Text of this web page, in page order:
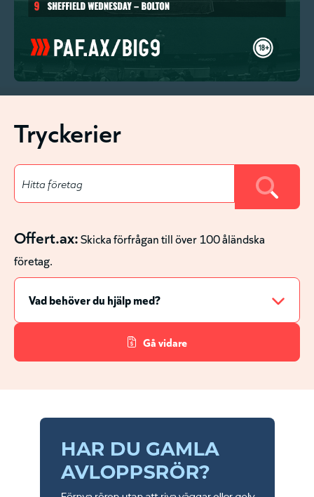
Tryckerier
Offert.ax:Skicka förfrågan till över 100 åländska
företag.
Gå vidare